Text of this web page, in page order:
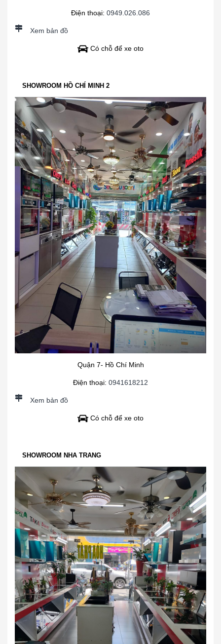
Điện thoại: 0949.026.086
Xem bản đồ
Có chỗ để xe oto
SHOWROOM HỒ CHÍ MINH 2
Quận 7- Hồ Chí Minh
Điện thoại: 0941618212
Xem bản đồ
Có chỗ để xe oto
SHOWROOM NHA TRANG